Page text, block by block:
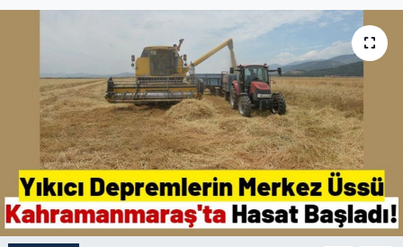
EĞİTİM
İLÇE HABERLERİ
KÜLTÜR-SANAT
KSÜ
DÜNYA
ROPORTAJ
Haber Arşivi